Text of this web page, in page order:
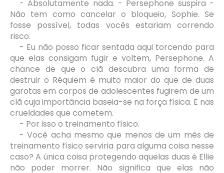
- Absolutamente nada. - Persephone suspira -
Não tem como cancelar o bloqueio, Sophie. Se
fosse possível, todas vocês estariam correndo
risco.
- Eu não posso ficar sentada aqui torcendo para
que elas consigam fugir e voltem, Persephone. A
chance de que o clã descubra uma forma de
destruir o Réquiem é muito maior do que de duas
garotas em corpos de adolescentes fugirem de um
clã cuja importância baseia-se na força física. E nas
crueldades que cometem.
- Por isso o treinamento físico.
- Você acha mesmo que menos de um mês de
treinamento físico serviria para alguma coisa nesse
caso? A única coisa protegendo aquelas duas é Ellie
não poder morrer. Não significa que elas não